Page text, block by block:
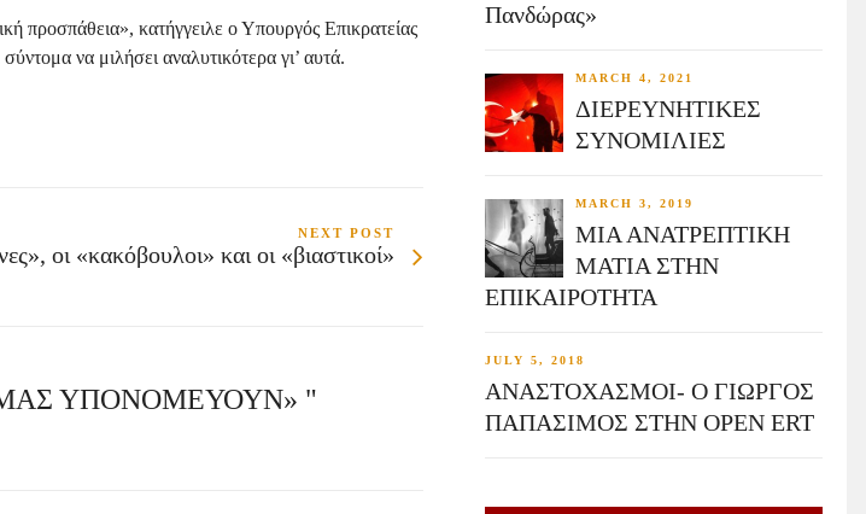
προσπάθεια», κατήγγειλε ο Υπουργός Επικρατείας
να μιλήσει αναλυτικότερα γι’ αυτά.
NEXT POST
οι «κακόβουλοι» και οι «βιαστικοί»
ΜΑΣ ΥΠΟΝΟΜΕΥΟΥΝ» "
Πανδώρας»
MARCH 4, 2021
ΔΙΕΡΕΥΝΗΤΙΚΕΣ
ΣΥΝΟΜΙΛΙΕΣ
MARCH 3, 2019
ΜΙΑ ΑΝΑΤΡΕΠΤΙΚΗ
ΜΑΤΙΑ ΣΤΗΝ
ΕΠΙΚΑΙΡΟΤΗΤΑ
JULY 5, 2018
ΑΝΑΣΤΟΧΑΣΜΟΙ- Ο ΓΙΩΡΓΟΣ
ΠΑΠΑΣΙΜΟΣ ΣΤΗΝ OPEN ERT